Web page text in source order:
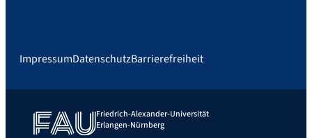
ImpressumDatenschutzBarrierefreiheit
Friedrich-Alexander-Universität
Erlangen-Nürnberg